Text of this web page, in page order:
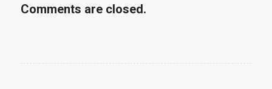
Comments are closed.